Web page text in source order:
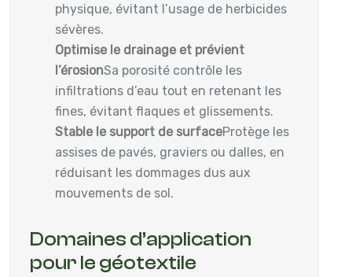
physique, évitant l’usage de herbicides
sévères.
Optimise le drainage et prévient
l’érosionSa porosité contrôle les
infiltrations d’eau tout en retenant les
fines, évitant flaques et glissements.
Stable le support de surfaceProtège les
assises de pavés, graviers ou dalles, en
réduisant les dommages dus aux
mouvements de sol.
Domaines d’application
pour le géotextile